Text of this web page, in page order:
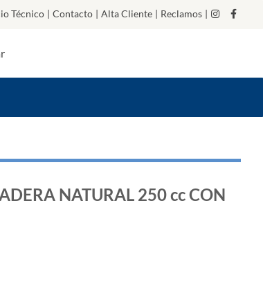
Técnico | Contacto | Alta Cliente | Reclamos |
NATURAL 250 cc CON